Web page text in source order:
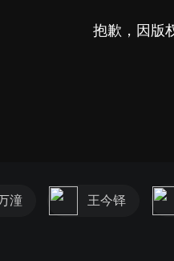
抱歉，因版
潼 王今铎